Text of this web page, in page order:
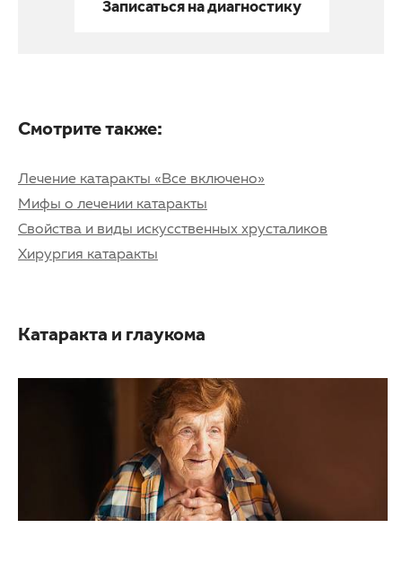
Записаться на диагностику
Смотрите также:
Лечение катаракты «Все включено»
Мифы о лечении катаракты
Свойства и виды искусственных хрусталиков
Хирургия катаракты
Катаракта и глаукома